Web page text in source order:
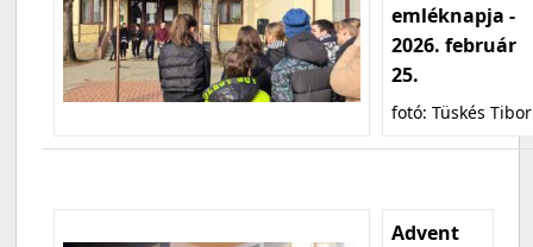
emléknapja -
2026. február
25.
fotó: Tüskés Tibor
Advent